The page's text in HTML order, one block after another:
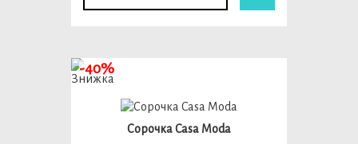
Сорочка Casa Moda
-40%